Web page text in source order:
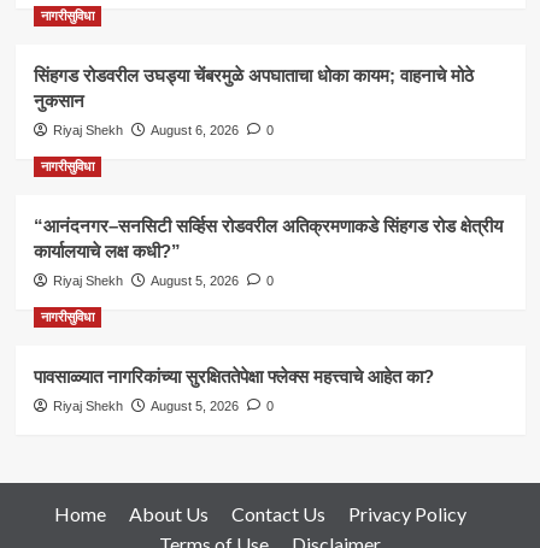
नागरीसुविधा
सिंहगड रोडवरील उघड्या चेंबरमुळे अपघाताचा धोका कायम; वाहनाचे मोठे
नुकसान
Riyaj Shekh August 6, 2026 0
नागरीसुविधा
“आनंदनगर–सनसिटी सर्व्हिस रोडवरील अतिक्रमणाकडे सिंहगड रोड क्षेत्रीय
कार्यालयाचे लक्ष कधी?”
Riyaj Shekh August 5, 2026 0
नागरीसुविधा
पावसाळ्यात नागरिकांच्या सुरक्षिततेपेक्षा फ्लेक्स महत्त्वाचे आहेत का?
Riyaj Shekh August 5, 2026 0
Home About Us Contact Us
Privacy Policy
Terms of Use
Disclaimer